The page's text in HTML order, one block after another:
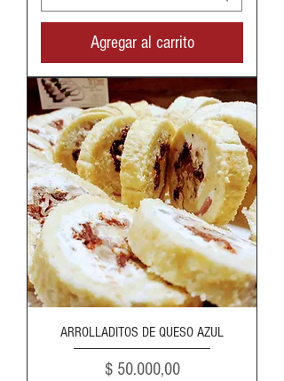
Agregar al carrito
ARROLLADITOS DE QUESO AZUL
Precio
$ 50.000,00